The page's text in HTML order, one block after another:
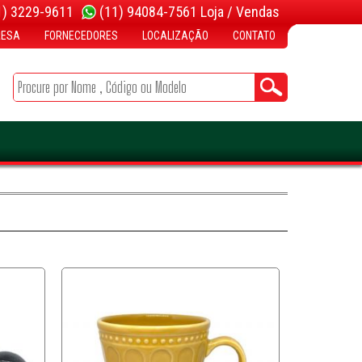
3229-9611 (11) 94084-7561 Loja / Vendas
FORNECEDORES LOCALIZAÇÃO CONTATO